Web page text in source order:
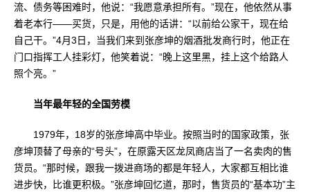
流、债务等困难时，他说：“我愿意承担所有。”现在，他依然从事
着老本行——买货，只是，用他的话讲：“以前给公家干，现在给
自己干。”4月3日，当我们来到张彦坤的烟酒批发商行时，他正在
门口指挥工人挂彩灯，他笑着说：“晚上这里黑，挂上这个给路人
照个亮。”
当年最年轻的全国劳模
1979年，18岁的张彦坤高中毕业。按照当时的国家政策，张
彦坤顶替了母亲的“号头”，在原露天区龙凤商店当了一名卖肉的售
货员。“那时候，跟我一拨进商场的都是年轻人，大家都互相比谁
进步快，比谁更积极。”张彦坤回忆道，那时，售货员的“基本功”主